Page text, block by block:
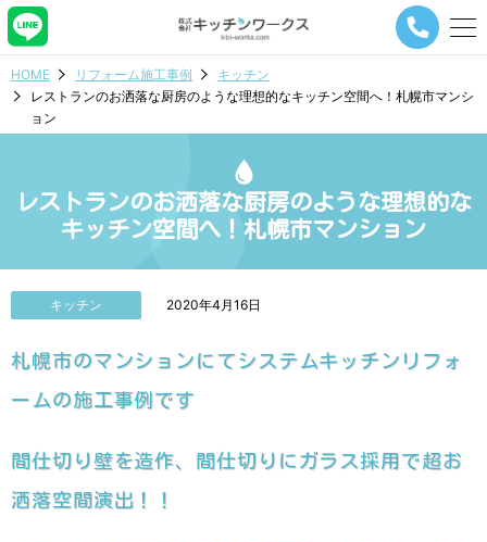
メ
ー
ビ
シ
ョ
タ
HOME リフォーム施工事例
キッチン
レストランのお洒落な厨房のような理想的なキッチン空間へ！札幌市マンシ
ョン
レストランのお洒落な厨房のような理想的な
キッチン空間へ！札幌市マンション
キッチン 2020年4月16日
札幌市のマンションにてシステムキッチンリフォ
ームの施工事例です
間仕切り壁を造作、間仕切りにガラス採用で超お
洒落空間演出！！